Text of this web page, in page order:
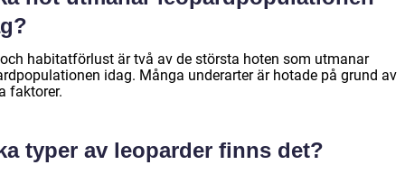
habitatförlust är två av de största hoten som utmanar
idag. Många underarter är hotade på grund av
faktorer.
typer av leoparder finns det?